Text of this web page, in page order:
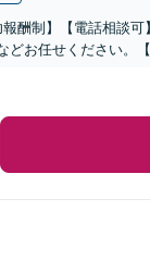
酬制】【電話相談
お任せください。